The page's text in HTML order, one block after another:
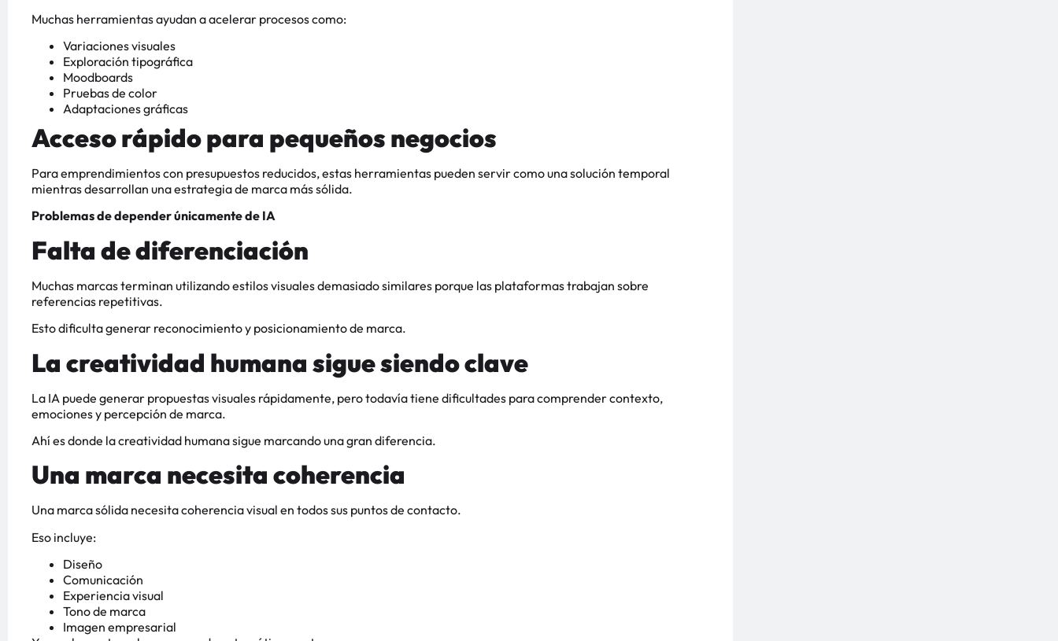
Muchas herramientas ayudan a acelerar procesos como:
Variaciones visuales
Exploración tipográfica
Moodboards
Pruebas de color
Adaptaciones gráficas
Acceso rápido para pequeños negocios
Para emprendimientos con presupuestos reducidos, estas herramientas pueden servir como una solución temporal
mientras desarrollan una estrategia de marca más sólida.
Problemas de depender únicamente de IA
Falta de diferenciación
Muchas marcas terminan utilizando estilos visuales demasiado similares porque las plataformas trabajan sobre
referencias repetitivas.
Esto dificulta generar reconocimiento y posicionamiento de marca.
La creatividad humana sigue siendo clave
La IA puede generar propuestas visuales rápidamente, pero todavía tiene dificultades para comprender contexto,
emociones y percepción de marca.
Ahí es donde la creatividad humana sigue marcando una gran diferencia.
Una marca necesita coherencia
Una marca sólida necesita coherencia visual en todos sus puntos de contacto.
Eso incluye:
Diseño
Comunicación
Experiencia visual
Tono de marca
Imagen empresarial